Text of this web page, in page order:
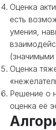
Оценка
есть
умения,
Оценка
Решение о
оценка её